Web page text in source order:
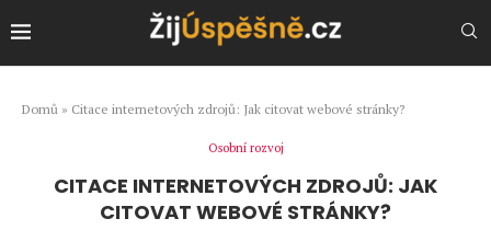
Domů » Citace internetových zdrojů: Jak citovat webové stránky?
Osobní rozvoj
CITACE INTERNETOVÝCH ZDROJŮ: JAK
CITOVAT WEBOVÉ STRÁNKY?